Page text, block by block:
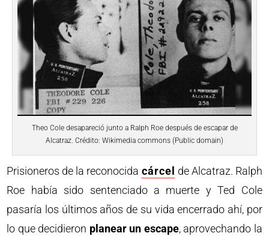
Theo Cole desapareció junto a Ralph Roe después de escapar de
Alcatraz. Crédito: Wikimedia commons (Public domain)
Prisioneros de la reconocida cárcel de Alcatraz. Ralph
Roe había sido sentenciado a muerte y Ted Cole
pasaría los últimos años de su vida encerrado ahí, por
lo que decidieron planear un escape, aprovechando la